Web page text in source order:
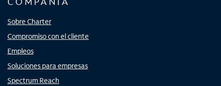
Sobre Charter
Compromiso con el cliente
Empleos
Soluciones para empresas
Spectrum Reach